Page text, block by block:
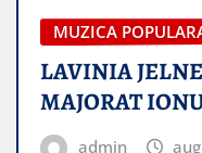
MUZICA
LAVINIA
MAJORAT
admin